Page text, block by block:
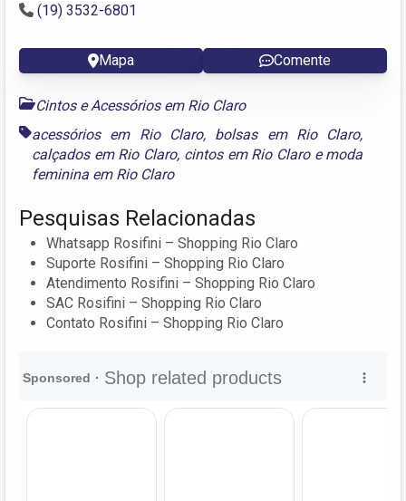
(19) 3532-6801
Mapa Comente
Cintos e Acessórios em Rio Claro
acessórios em Rio Claro, bolsas em Rio Claro,
calçados em Rio Claro, cintos em Rio Claroemoda
feminina em Rio Claro
Pesquisas Relacionadas
Whatsapp Rosifini – Shopping Rio Claro
Suporte Rosifini – Shopping Rio Claro
Atendimento Rosifini – Shopping Rio Claro
SAC Rosifini – Shopping Rio Claro
Contato Rosifini – Shopping Rio Claro